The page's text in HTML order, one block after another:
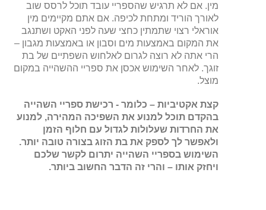
מין. אם לא תרגיש שהספריי עובד תוכל לרסס שוב
לאורך הוריד ומתחת לכיפה. אם אתם מקיימים מין
אוראלי רצוי שתמתין כחצי שעה לפני האקט ושתנגב
את המקום באמצעות מים וסבון או באמצעות מגבון –
הרי אתה לא רוצה לגרום לאלחוש השפתיים של בת
זוגך. לאחר השימוש אכסן את ספריי ההשהייה במקום
מוצל.
קצת אקטיביות – כלומר - רכישת ספריי השהייה
בהקדם תוכל למנוע את השפיכה המהירה, למנוע
את החרדות שעלולות לגדול עם חלוף הזמן
ולאפשר לך לספק את בת הזוג בצורה טובה יותר.
השימוש בספריי השהייה יתרום לקשר שלכם
ויחזק אותו – והרי זה הדבר החשוב ביותר.